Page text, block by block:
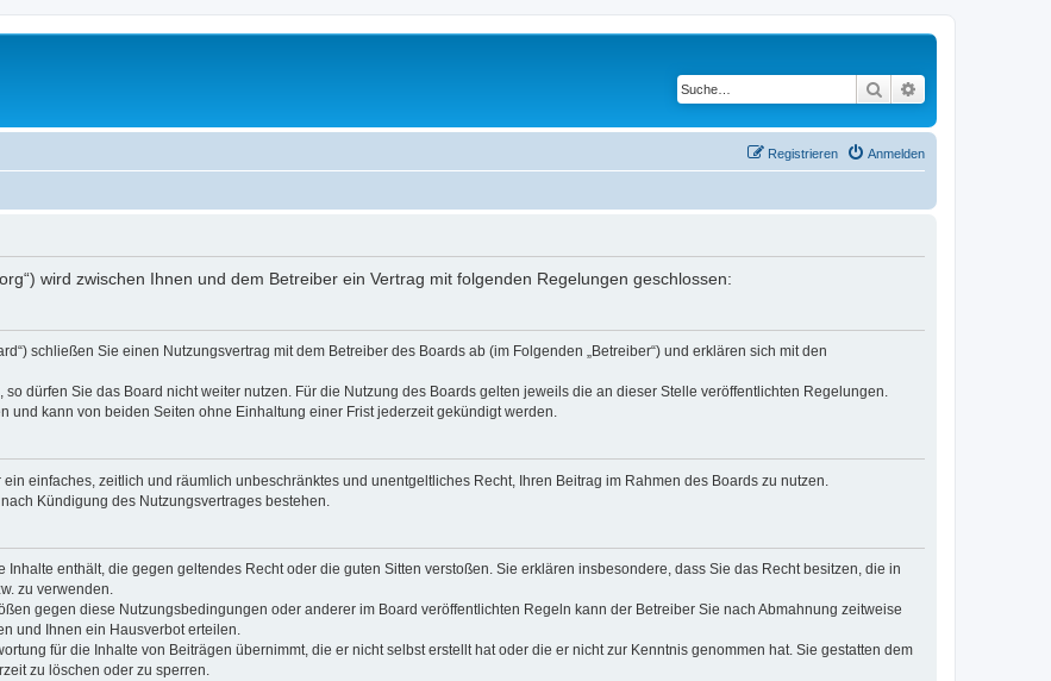
Suche
Anmelden
Registrieren
wird zwischen Ihnen und dem Betreiber ein Vertrag mit folgenden Regelungen geschlossen:
schließen Sie einen Nutzungsvertrag mit dem Betreiber des Boards ab (im Folgenden „Betreiber“) und erklären sich mit den
dürfen Sie das Board nicht weiter nutzen. Für die Nutzung des Boards gelten jeweils die an dieser Stelle veröffentlichten Regelungen.
und kann von beiden Seiten ohne Einhaltung einer Frist jederzeit gekündigt werden.
einfaches, zeitlich und räumlich unbeschränktes und unentgeltliches Recht, Ihren Beitrag im Rahmen des Boards zu nutzen.
Kündigung des Nutzungsvertrages bestehen.
enthält, die gegen geltendes Recht oder die guten Sitten verstoßen. Sie erklären insbesondere, dass Sie das Recht besitzen, die in
zu verwenden.
gegen diese Nutzungsbedingungen oder anderer im Board veröffentlichten Regeln kann der Betreiber Sie nach Abmahnung zeitweise
und Ihnen ein Hausverbot erteilen.
für die Inhalte von Beiträgen übernimmt, die er nicht selbst erstellt hat oder die er nicht zur Kenntnis genommen hat. Sie gestatten dem
zu löschen oder zu sperren.